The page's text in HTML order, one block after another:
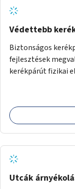
Védettebb
Biztonságos
fejlesztések
kerékpárút fizikai
vagy akár egyes
szembeforgalmú
Utcák